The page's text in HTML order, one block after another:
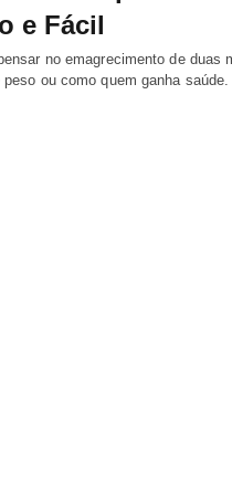
e Fácil
no emagrecimento de duas
peso ou como quem ganha